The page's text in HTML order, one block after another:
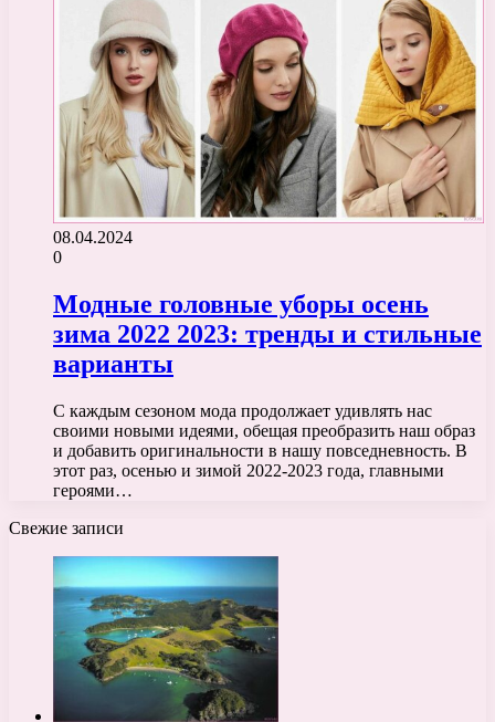
08.04.2024
0
Модные головные уборы осень
зима 2022 2023: тренды и стильные
варианты
С каждым сезоном мода продолжает удивлять нас
своими новыми идеями, обещая преобразить наш образ
и добавить оригинальности в нашу повседневность. В
этот раз, осенью и зимой 2022-2023 года, главными
героями…
Свежие записи